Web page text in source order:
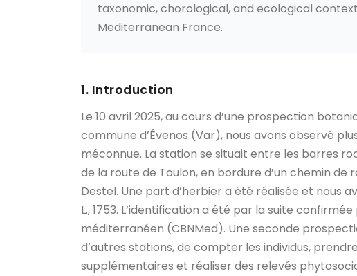
taxonomic, chorological, and ecological
Mediterranean France.
1. Introduction
Le 10 avril 2025, au cours d’une prospection
commune d’Évenos (Var), nous avons observé
méconnue. La station se situait entre les barres
de la route de Toulon, en bordure d’un chemin
Destel. Une part d’herbier a été réalisée et nous
L., 1753. L’identification a été par la suite
méditerranéen (CBNMed). Une seconde
d’autres stations, de compter les individus,
supplémentaires et réaliser des relevés